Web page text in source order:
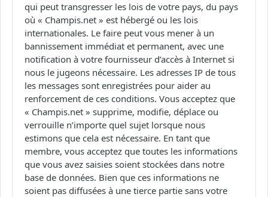
qui peut transgresser les lois de votre pays, du pays
où « Champis.net » est hébergé ou les lois
internationales. Le faire peut vous mener à un
bannissement immédiat et permanent, avec une
notification à votre fournisseur d’accès à Internet si
nous le jugeons nécessaire. Les adresses IP de tous
les messages sont enregistrées pour aider au
renforcement de ces conditions. Vous acceptez que
« Champis.net » supprime, modifie, déplace ou
verrouille n’importe quel sujet lorsque nous
estimons que cela est nécessaire. En tant que
membre, vous acceptez que toutes les informations
que vous avez saisies soient stockées dans notre
base de données. Bien que ces informations ne
soient pas diffusées à une tierce partie sans votre